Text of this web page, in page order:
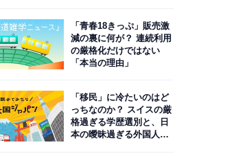
「青春18きっぷ」販売激
減の裏に何が？ 連続利用
の厳格化だけではない
「本当の理由」
「移民」に冷たいのはど
っちなのか？ スイスの厳
格過ぎる学歴選別と、日
本の曖昧過ぎる外国人政